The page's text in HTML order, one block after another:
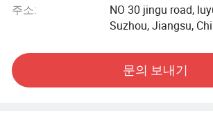
프 굽힘 파트가 잘 나올 수 있습니다. 따라
산하는 첫 번째 단계는 정교한 기계를 사
정밀 파이프 빗더의 이점은 분명합니다.
할 수 있는 경우 천연 생산율이 증가하고
로 감소합니다. 공장에서 여러 개의 파이
주소:
NO 30 jingu road,
Suzhou, Jiangsu,
문의 보내기